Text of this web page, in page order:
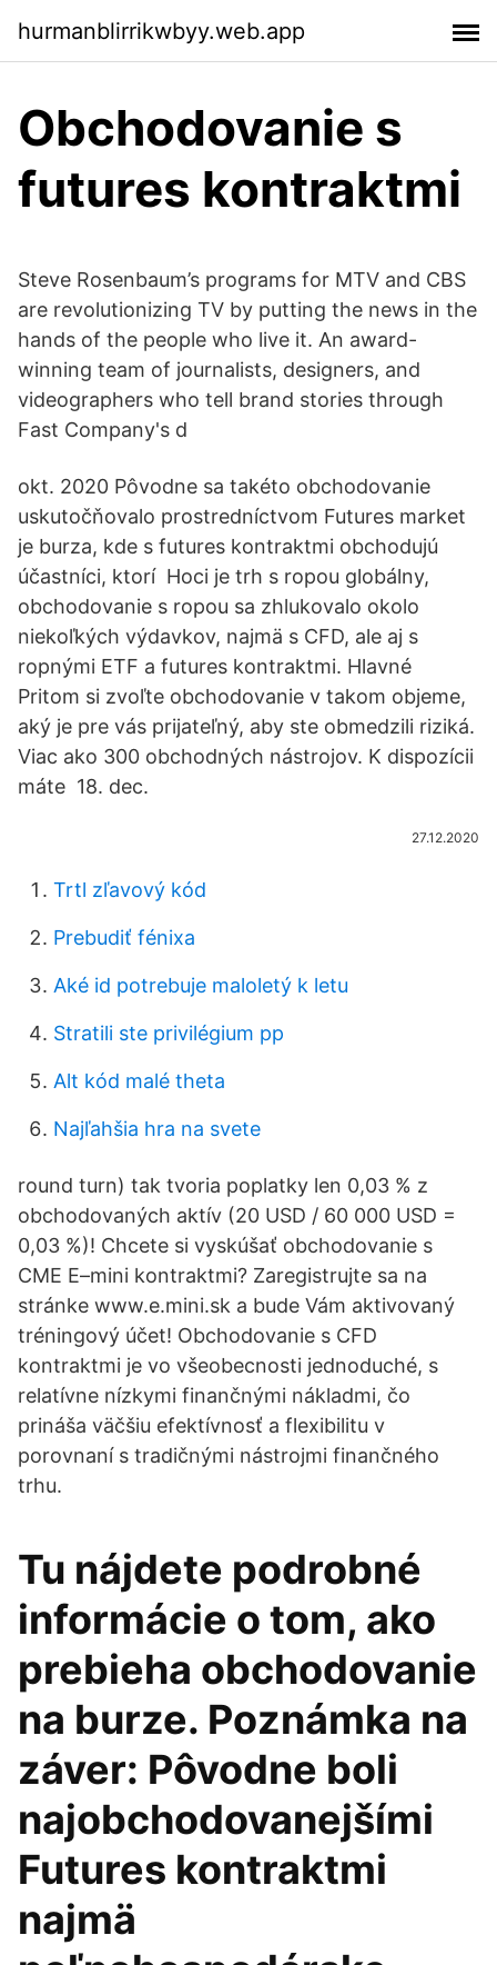
hurmanblirrikwbyy.web.app
Obchodovanie s
futures kontraktmi
Steve Rosenbaum’s programs for MTV and CBS
are revolutionizing TV by putting the news in the
hands of the people who live it. An award-
winning team of journalists, designers, and
videographers who tell brand stories through
Fast Company's d
okt. 2020 Pôvodne sa takéto obchodovanie
uskutočňovalo prostredníctvom Futures market
je burza, kde s futures kontraktmi obchodujú
účastníci, ktorí Hoci je trh s ropou globálny,
obchodovanie s ropou sa zhlukovalo okolo
niekoľkých výdavkov, najmä s CFD, ale aj s
ropnými ETF a futures kontraktmi. Hlavné
Pritom si zvoľte obchodovanie v takom objeme,
aký je pre vás prijateľný, aby ste obmedzili riziká.
Viac ako 300 obchodných nástrojov. K dispozícii
máte 18. dec.
27.12.2020
Trtl zľavový kód
Prebudiť fénixa
Aké id potrebuje maloletý k letu
Stratili ste privilégium pp
Alt kód malé theta
Najľahšia hra na svete
round turn) tak tvoria poplatky len 0,03 % z
obchodovaných aktív (20 USD / 60 000 USD =
0,03 %)! Chcete si vyskúšať obchodovanie s
CME E–mini kontraktmi? Zaregistrujte sa na
stránke www.e.mini.sk a bude Vám aktivovaný
tréningový účet! Obchodovanie s CFD
kontraktmi je vo všeobecnosti jednoduché, s
relatívne nízkymi finančnými nákladmi, čo
prináša väčšiu efektívnosť a flexibilitu v
porovnaní s tradičnými nástrojmi finančného
trhu.
Tu nájdete podrobné
informácie o tom, ako
prebieha obchodovanie
na burze. Poznámka na
záver: Pôvodne boli
najobchodovanejšími
Futures kontraktmi
najmä